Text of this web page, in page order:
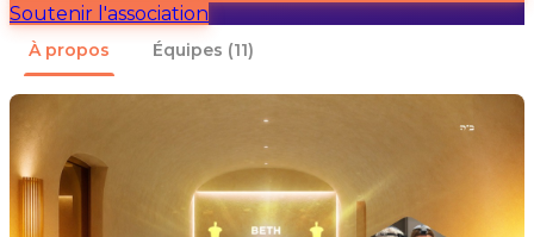
Soutenir l'association
À propos Équipes (11)